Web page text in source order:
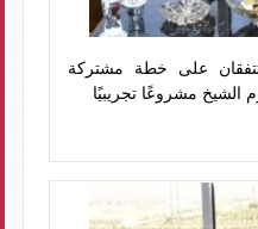
تتفقان على خطة مشتركة
الشيخ مشروعًا تجريبيًا